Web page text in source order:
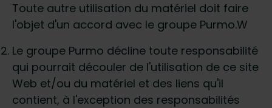
Toute autre utilisation du matériel doit faire
l'objet d'un accord avec le groupe Purmo.W
Le groupe Purmo décline toute responsabilité
qui pourrait découler de l'utilisation de ce site
Web et/ou du matériel et des liens qu'il
contient, à l'exception des responsabilités